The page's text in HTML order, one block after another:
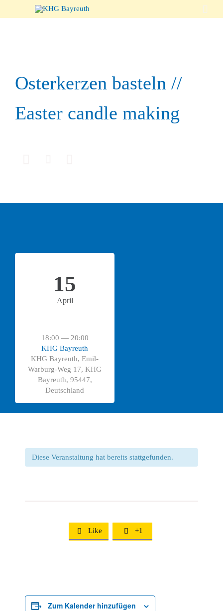

Osterkerzen basteln //
Easter candle making
15
April
18:00 — 20:00
KHG Bayreuth
KHG Bayreuth, Emil-
Warburg-Weg 17, KHG
Bayreuth, 95447,
Deutschland
Diese Veranstaltung hat bereits stattgefunden.
 Like  +1
Zum Kalender hinzufügen